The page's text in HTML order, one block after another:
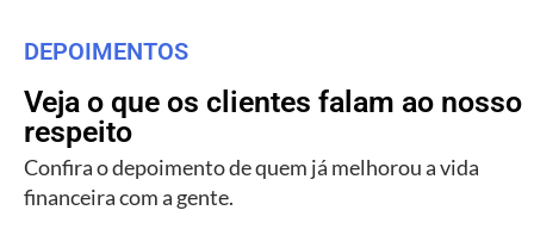
DEPOIMENTOS
Veja o que os clientes falam ao nosso
respeito
Confira o depoimento de quem já melhorou a vida
financeira com a gente.